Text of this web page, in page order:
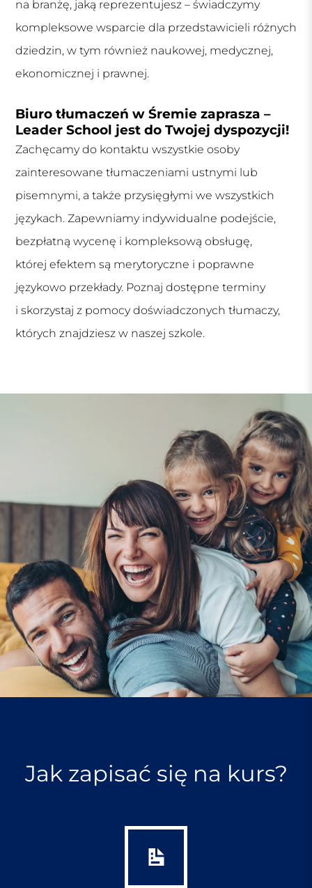
na branżę, jaką reprezentujesz – świadczymy
kompleksowe wsparcie dla przedstawicieli różnych
dziedzin, w tym również naukowej, medycznej,
ekonomicznej i prawnej.
Biuro tłumaczeń w Śremie zaprasza –
Leader School jest do Twojej dyspozycji!
Zachęcamy do kontaktu wszystkie osoby
zainteresowane tłumaczeniami ustnymi lub
pisemnymi, a także przysięgłymi we wszystkich
językach. Zapewniamy indywidualne podejście,
bezpłatną wycenę i kompleksową obsługę,
której efektem są merytoryczne i poprawne
językowo przekłady. Poznaj dostępne terminy
i skorzystaj z pomocy doświadczonych tłumaczy,
których znajdziesz w naszej szkole.
Jak zapisać się na kurs?